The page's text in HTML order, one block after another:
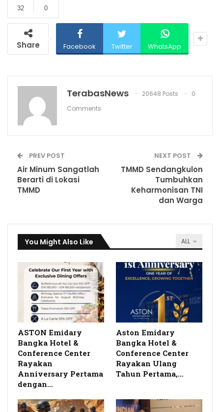
0
32
Share Facebook Twitter WhatsApp
TerabasNews 20648 Posts
0
Comments
PREV POST
Air Minum Sangatlah
Berarti di Lokasi
TMMD
NEXT POST
TMMD Sendangkulon
Tumbuhkan
Keharmonisan TNI
dan Warga
ALL
You Might Also Like
ASTON Emidary
Bangka Hotel &
Conference Center
Rayakan
Anniversary Pertama
dengan…
Aston Emidary
Bangka Hotel &
Conference Center
Rayakan Ulang
Tahun Pertama,…